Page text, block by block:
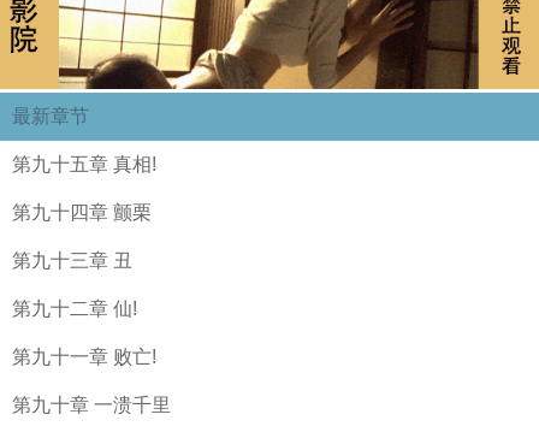
最新章节
第九十五章 真相!
第九十四章 颤栗
第九十三章 丑
第九十二章 仙!
第九十一章 败亡!
第九十章 一溃千里